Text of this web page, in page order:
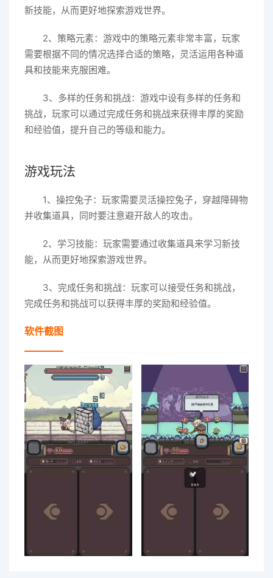
新技能，从而更好地探索游戏世界。
2、策略元素：游戏中的策略元素非常丰富，玩家
需要根据不同的情况选择合适的策略，灵活运用各种道
具和技能来克服困难。
3、多样的任务和挑战：游戏中设有多样的任务和
挑战，玩家可以通过完成任务和挑战来获得丰厚的奖励
和经验值，提升自己的等级和能力。
游戏玩法
1、操控兔子：玩家需要灵活操控兔子，穿越障碍物
并收集道具，同时要注意避开敌人的攻击。
2、学习技能：玩家需要通过收集道具来学习新技
能，从而更好地探索游戏世界。
3、完成任务和挑战：玩家可以接受任务和挑战，
完成任务和挑战可以获得丰厚的奖励和经验值。
软件截图